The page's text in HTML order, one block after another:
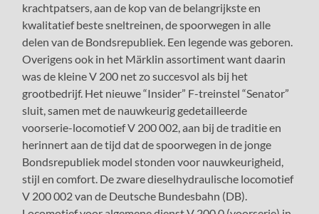
krachtpatsers, aan de kop van de belangrijkste en
kwalitatief beste sneltreinen, de spoorwegen in alle
delen van de Bondsrepubliek. Een legende was geboren.
Overigens ook in het Märklin assortiment want daarin
was de kleine V 200 net zo succesvol als bij het
grootbedrijf. Het nieuwe “Insider” F-treinstel “Senator”
sluit, samen met de nauwkeurig gedetailleerde
voorserie-locomotief V 200 002, aan bij de traditie en
herinnert aan de tijd dat de spoorwegen in de jonge
Bondsrepubliek model stonden voor nauwkeurigheid,
stijl en comfort. De zware dieselhydraulische locomotief
V 200 002 van de Deutsche Bundesbahn (DB).